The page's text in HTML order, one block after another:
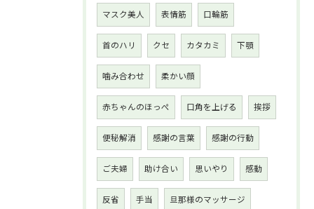
マスク美人 表情筋 口輪筋
首のハリ クセ カタカミ 下顎
噛み合わせ 柔かい顔
赤ちゃんのほっぺ 口角を上げる 挨拶
便秘解消 感謝の言葉 感謝の行動
ご夫婦 助け合い 思いやり 感動
反省 手当 旦那様のマッサージ